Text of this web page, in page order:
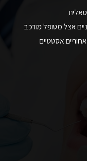
אצל מטופל מורכב
אסטטיים